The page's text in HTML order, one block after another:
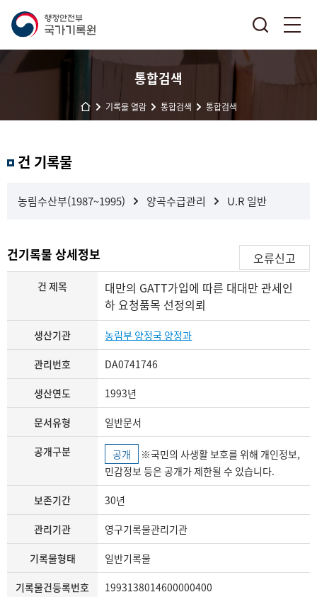
통합검색
기록물 열람 통합검색 통합검색
과 건 기록물
농림수산부(1987~1995) 양곡수급관리 U.R 일반
건기록물 상세정보 오류신고
건 제목
대만의 GATT가입에 따른 대대만 관세인
하 요청품목 선정의뢰
생산기관 농림부 양정국 양정과
관리번호 DA0741746
생산연도 1993년
문서유형 일반문서
공개구분 공개
민감정보 등은 공개가 제한될 수 있습니다.
보존기간 30년
관리기관 영구기록물관리기관
기록물형태 일반기록물
기록물건등록번호 1993138014600000400